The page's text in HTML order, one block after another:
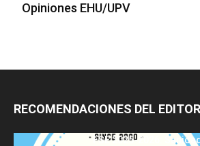
Opiniones EHU/UPV
RECOMENDACIONES DEL EDITOR
FSE 2025-2026: